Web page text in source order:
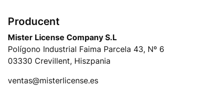
Producent
Mister License Company S.L
Polígono Industrial Faima Parcela 43, Nº 6
03330 Crevillent, Hiszpania
ventas@misterlicense.es